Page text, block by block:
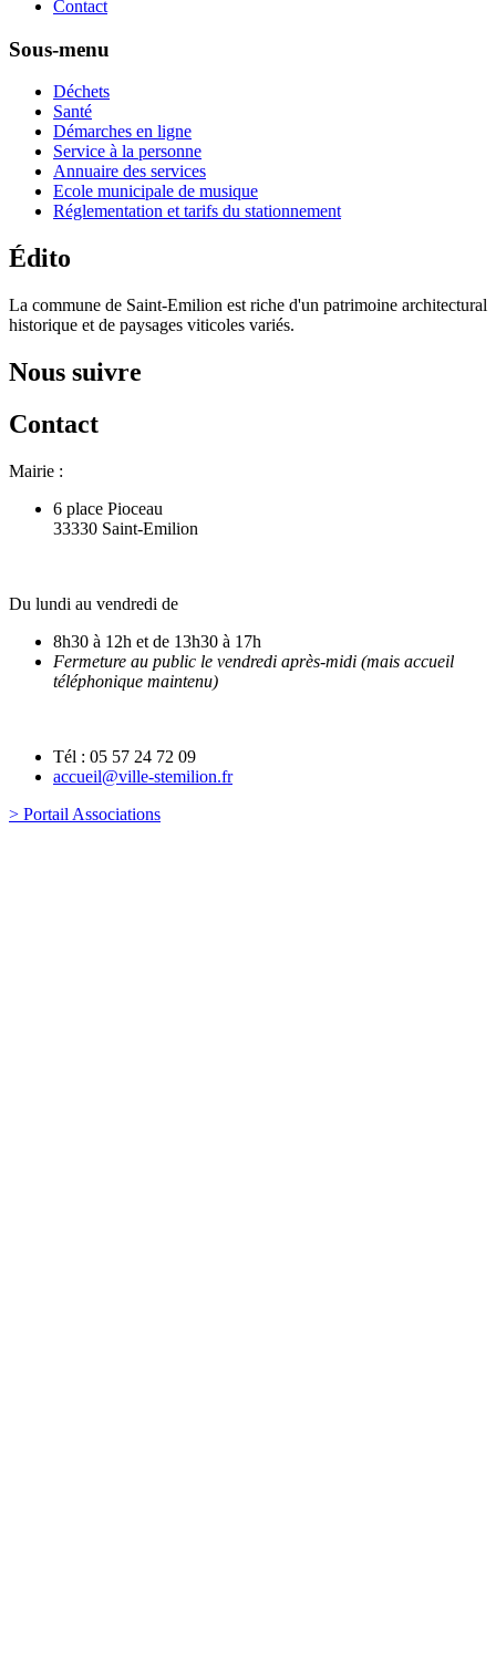
Contact
Sous-menu
Déchets
Santé
Démarches en ligne
Service à la personne
Annuaire des services
Ecole municipale de musique
Réglementation et tarifs du stationnement
Édito
La commune de Saint-Emilion est riche d'un patrimoine architectural
historique et de paysages viticoles variés.
Nous suivre
Contact
Mairie :
6 place Pioceau
33330 Saint-Emilion
Du lundi au vendredi de
8h30 à 12h et de 13h30 à 17h
Fermeture au public le vendredi après-midi (mais accueil
téléphonique maintenu)
Tél : 05 57 24 72 09
accueil@ville-stemilion.fr
> Portail Associations